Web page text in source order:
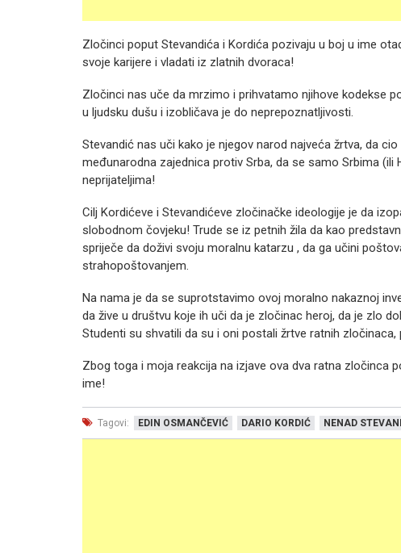
Zločinci poput Stevandića i Kordića pozivaju u boj u ime
svoje karijere i vladati iz zlatnih dvoraca!
Zločinci nas uče da mrzimo i prihvatamo njihove kodekse
u ljudsku dušu i izobličava je do neprepoznatljivosti.
Stevandić nas uči kako je njegov narod najveća žrtva, da
međunarodna zajednica protiv Srba, da se samo Srbima
neprijateljima!
Cilj Kordićeve i Stevandićeve zločinačke ideologije je da
slobodnom čovjeku! Trude se iz petnih žila da kao
spriječe da doživi svoju moralnu katarzu , da ga učini
strahopoštovanjem.
Na nama je da se suprotstavimo ovoj moralno nakaznoj
da žive u društvu koje ih uči da je zločinac heroj, da je zlo
Studenti su shvatili da su i oni postali žrtve ratnih zločinaca,
Zbog toga i moja reakcija na izjave ova dva ratna zločinca
ime!
Tagovi: EDIN OSMANČEVIĆ DARIO KORDIĆ NENAD